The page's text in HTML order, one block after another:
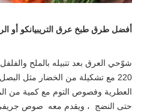
أفضل طرق طبخ عرق التريبيانكو أو
شوّحي العرق بعد تتبيله بالملح
220 مع تشكيلة من الخضار مثل
العطرية وفصوص التوم مع كمية من
حتى النضج ، ويقدم معه صوص